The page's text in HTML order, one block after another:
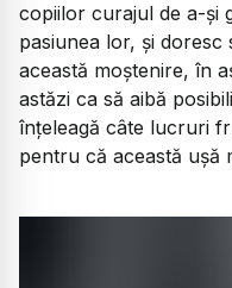
copiilor curajul de a-și
pasiunea lor, și doresc
această moștenire, în
astăzi ca să aibă
înțeleagă câte lucruri
pentru că această ușă